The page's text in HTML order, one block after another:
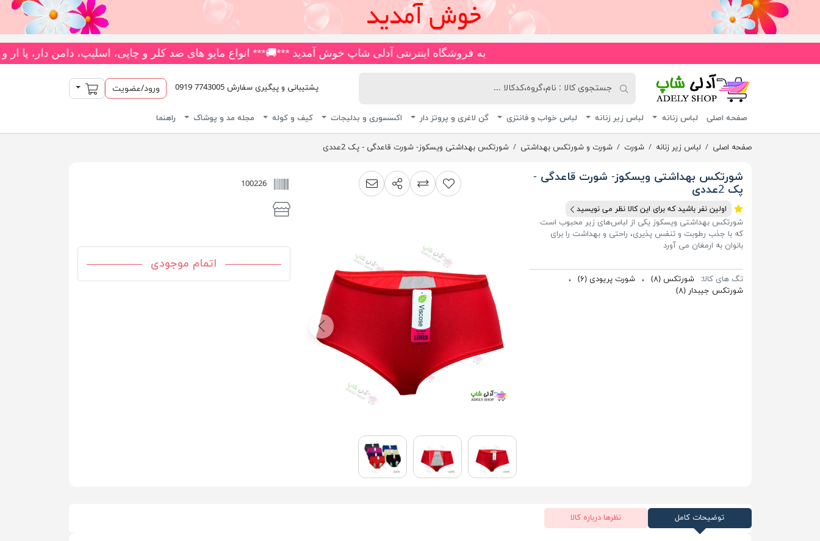
به فروشگاه اینترنتی آدلی شاپ خوش آمدید ***🚚*** انواع مایو های ضد کلر و چاپی، اسلیپ، دامن دار، پا ار و یکسره با بیش از 180 مدل متنوع *** جدیدترین و بیشترین تنوع بادی‌های یکسره فانتزی را از فروشگاه ما بخواهید! 👗 متنوع‌ترین کلکسیون
پشتیبانی و پیگیری سفارش 7743005 0919
ورود/عضویت سبد خرید
صفحه اصلی لباس زنانه لباس زیر زنانه لباس خواب و فانتزی گن لاغری و پروتز دار اکسسوری و بدلیجات کیف و کوله مجله مد و پوشاک راهنما
صفحه اصلی لباس زیر زنانه شورت شورت و شورتکس بهداشتی شورتکس بهداشتی ویسکوز- شورت قاعدگی - پک 2عددی
افزودن به لیست مقایسه
اشتراک گذاریپیشنهاد به دوست
شورتکس بهداشتی ویسکوز- شورت قاعدگی -
پک 2عددی
اولین نفر باشید که برای این کالا نظر می نویسید
شورتکس بهداشتی ویسکوز یکی از لباس‌های زیر محبوب است
که با جذب رطوبت و تنفس پذیری، راحتی و بهداشت را برای
بانوان به ارمغان می آورد
تگ های کالا: شورتکس(۸) ، شورت پریودی(۶)
،
شورتکس جیبدار(۸)
100226
اتمام موجودی
توضیحات کامل نظرها درباره کالا